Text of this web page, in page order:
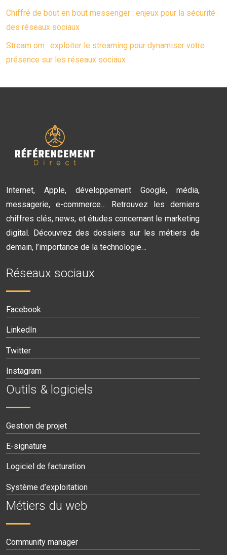
Chiffré de bout en bout messenger : enjeux pour la sécurité
des réseaux sociaux
Stream om : exploiter le streaming pour dynamiser votre
présence sur les réseaux sociaux
Internet, Apple, développement Google, média,
messagerie, e-commerce… Retrouvez les derniers
chiffres clés, news, et études concernant le marketing
digital. Découvrez des dossiers sur les métiers de
demain, l’importance de la technologie…
Réseaux sociaux
Facebook
LinkedIn
Twitter
Instagram
Outils & logiciels
Gestion de projet
E-signature
Logiciel de facturation
Système d’exploitation
Métiers du web
Community manager